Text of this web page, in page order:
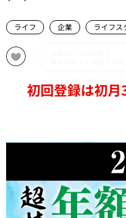
ライフ 企業 ライフス
初回登録は初月